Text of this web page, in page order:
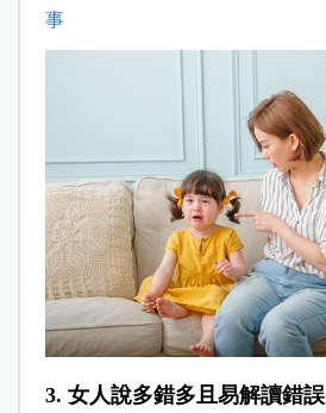
事
3. 女人說多錯多且易解讀錯誤